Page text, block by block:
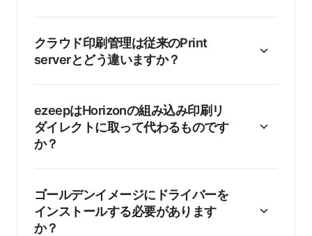
クラウド印刷管理は従来のPrint
serverとどう違いますか？
ezeepはHorizonの組み込み印刷リ
ダイレクトに取って代わるものです
か？
ゴールデンイメージにドライバーを
インストールする必要があります
か？